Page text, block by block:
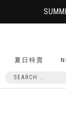
夏日特賣